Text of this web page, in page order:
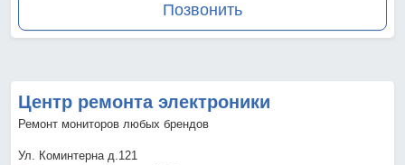
Позвонить
Центр ремонта электроники
Ремонт мониторов любых брендов
Ул. Коминтерна д.121